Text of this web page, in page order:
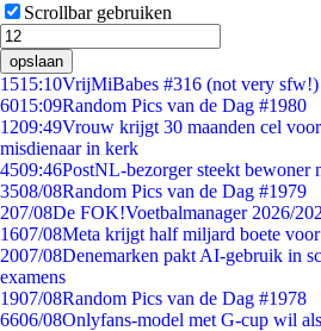
Scrollbar gebruiken
opslaan
1515:10VrijMiBabes #316 (not very sfw!)
6015:09Random Pics van de Dag #1980
1209:49Vrouw krijgt 30 maanden cel
misdienaar in kerk
4509:46PostNL-bezorger steekt bewoner
3508/08Random Pics van de Dag #1979
207/08De FOK!Voetbalmanager 2026/
1607/08Meta krijgt half miljard boete
2007/08Denemarken pakt AI-gebruik in
examens
1907/08Random Pics van de Dag #1978
6606/08Onlyfans-model met G-cup wil